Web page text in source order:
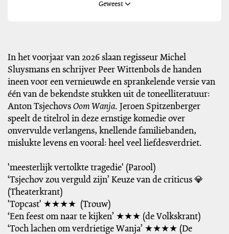
Geweest
In het voorjaar van 2026 slaan regisseur Michel
Sluysmans en schrijver Peer Wittenbols de handen
ineen voor een vernieuwde en sprankelende versie van
één van de bekendste stukken uit de toneelliteratuur:
Anton Tsjechovs Oom Wanja. Jeroen Spitzenberger
speelt de titelrol in deze ernstige komedie over
onvervulde verlangens, knellende familiebanden,
mislukte levens en vooral: heel veel liefdesverdriet.
'meesterlijk vertolkte tragedie' (Parool)
‘Tsjechov zou verguld zijn’ Keuze van de criticus 💎
(Theaterkrant)
'Topcast' ★★★★ (Trouw)
‘Een feest om naar te kijken’ ★★★ (de Volkskrant)
‘Toch lachen om verdrietige Wanja’ ★★★★ (De